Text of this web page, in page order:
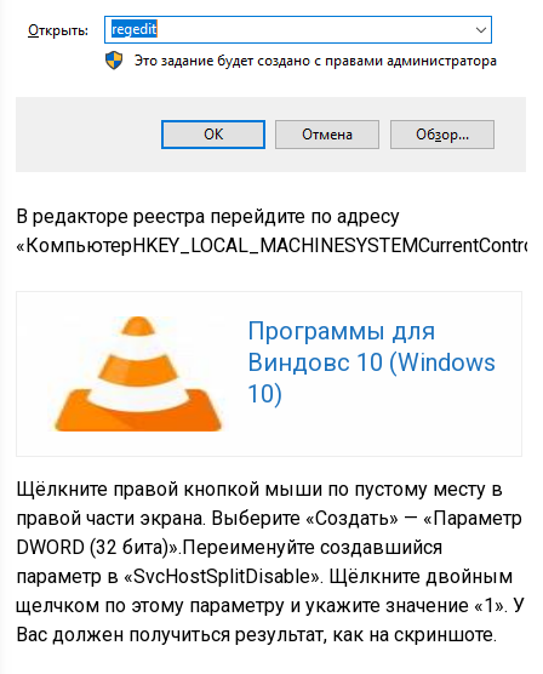
В редакторе реестра перейдите по адресу
Программы для
Виндовс 10 (Windows
10)
Щёлкните правой кнопкой мыши по пустому месту в
правой части экрана. Выберите «Создать» — «Параметр
DWORD (32 бита)».Переименуйте создавшийся
параметр в «SvcHostSplitDisable». Щёлкните двойным
щелчком по этому параметру и укажите значение «1». У
Вас должен получиться результат, как на скриншоте.